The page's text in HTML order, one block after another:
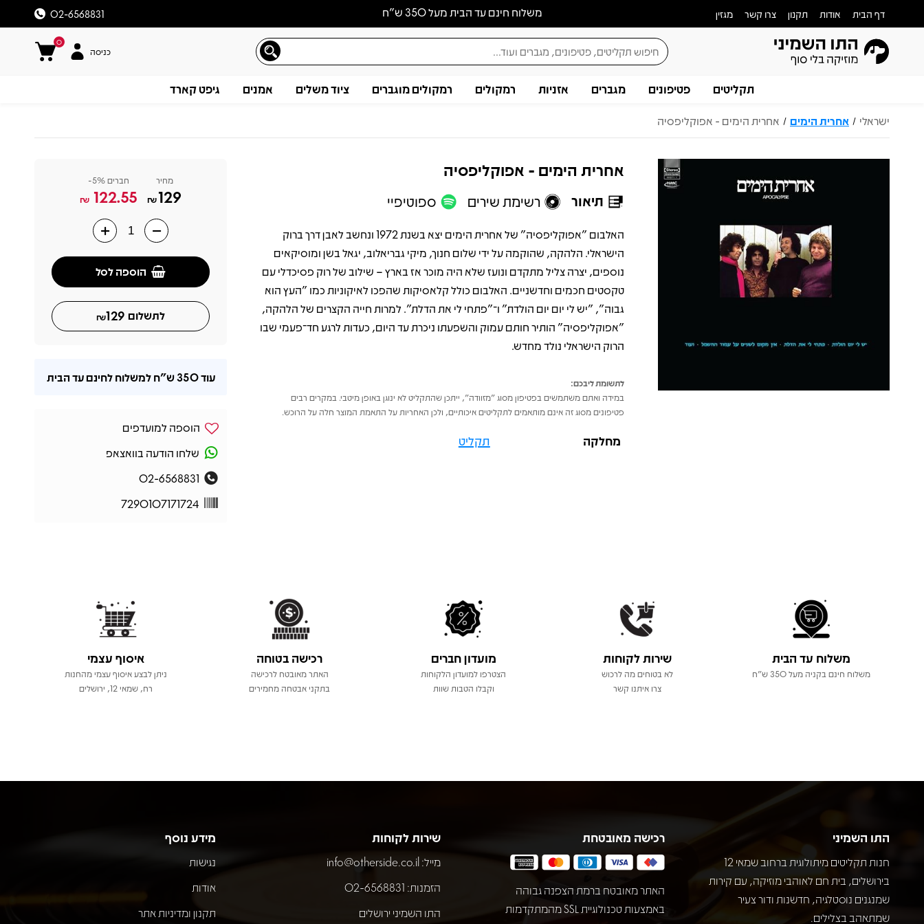
משלוח חינם עד הבית מעל 350 ש״ח דף הבית אודות תקנון צרו קשר מגזין 02-6568831
0
כניסה
תקליטים פטיפונים מגברים אזניות רמקולים רמקולים מוגברים ציוד משלים אמנים גיפט קארד
ישראלי / אחרית הימים / אחרית הימים - אפוקליפסיה
אחרית הימים - אפוקליפסיה
תיאור רשימת שירים ספוטיפיי
תיאורהאלבום "אפוקליפסיה" של אחרית הימים יצא בשנת 1972 ונחשב לאבן דרך ברוק
הישראלי. הלהקה, שהוקמה על ידי שלום חנוך, מיקי גבריאלוב, יגאל בשן ומוסיקאים
נוספים, יצרה צליל מתקדם ונועז שלא היה מוכר אז בארץ – שילוב של רוק פסיכדלי עם
טקסטים חכמים וחדשניים. האלבום כולל קלאסיקות שהפכו לאיקוניות כמו "העץ הוא
גבוה", "יש לי יום יום הולדת" ו־"פתחי לי את הדלת". למרות חייה הקצרים של הלהקה,
"אפוקליפסיה" הותיר חותם עמוק והשפעתו ניכרת עד היום, כעדות לרגע חד־פעמי שבו
הרוק הישראלי נולד מחדש.
לתשומת ליבכם:
במידה ואתם משתמשים בפטיפון מסוג "מזוודה", ייתכן שהתקליט לא ינוגן באופן מיטבי. במקרים רבים
פטיפונים מסוג זה אינם מותאמים לתקליטים איכותיים, ולכן האחריות על התאמת המוצר חלה על הרוכש.
מחלקה תקליט
מחיר
129
₪
חברים 5%-
122.55
₪
הוספה לסל
לתשלום 129
₪
עוד350 ש"ח למשלוח לחינם עד הבית
הוספה למועדפים
שלחו הודעה בוואצאפ
02-6568831
7290107171724
משלוח עד הבית
משלוח חינם בקניה מעל 350 ש"ח
שירות לקוחות
לא בטוחים מה לרכוש
צרו איתנו קשר
מועדון חברים
הצטרפו למועדון הלקוחות
וקבלו הטבות שוות
רכישה בטוחה
האתר מאובטח לרכישה
בתקני אבטחה מחמירים
איסוף עצמי
ניתן לבצע איסוף עצמי מהחנות
רח, שמאי 12, ירושלים
התו השמיני
חנות תקליטים מיתולוגית ברחוב שמאי 12
בירושלים, בית חם לאוהבי מוזיקה, עם קירות
שמנגנים נוסטלגיה, חדשנות ודור צעיר
שמתאהב בצלילים.
רכישה מאובטחת
האתר מאובטח ברמת הצפנה גבוהה
באמצעות טכנולוגיית SSL מהמתקדמות
שירות לקוחות
מייל: info@otherside.co.il
הזמנות: 02-6568831
התו השמיני ירושלים
מידע נוסף
נגישות
אודות
תקנון ומדיניות אתר